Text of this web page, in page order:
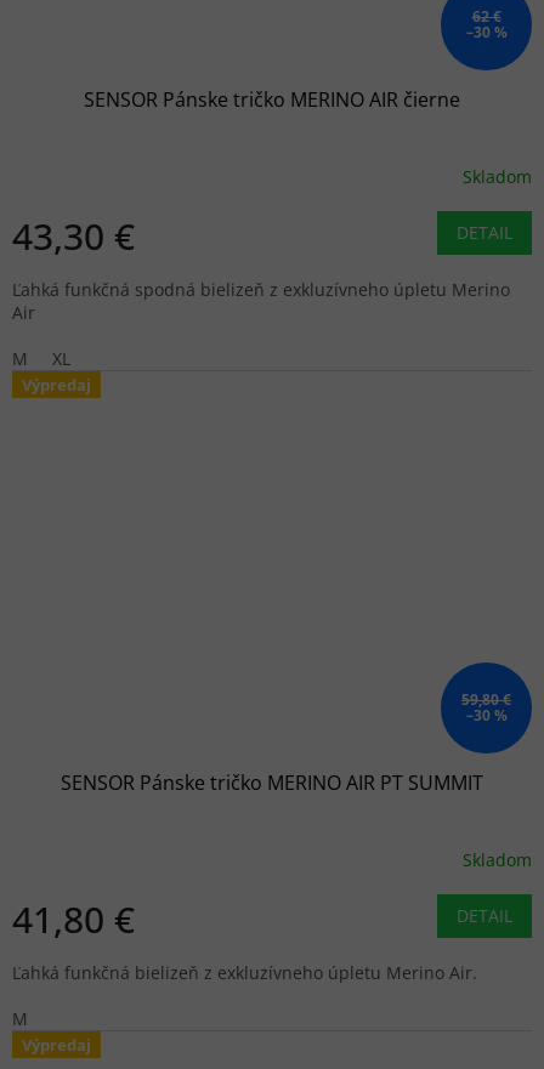
62 €
–30 %
SENSOR Pánske tričko MERINO AIR čierne
Skladom
43,30 € DETAIL
Ľahká funkčná spodná bielizeň z exkluzívneho úpletu Merino
Air
M
XL
Výpredaj
59,80 €
–30 %
SENSOR Pánske tričko MERINO AIR PT SUMMIT
Skladom
41,80 € DETAIL
Ľahká funkčná bielizeň z exkluzívneho úpletu Merino Air.
M
Výpredaj